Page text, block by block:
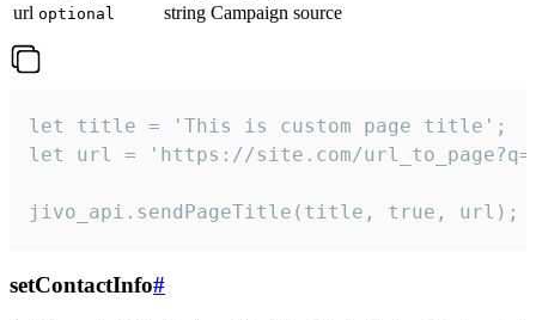
url optional string Campaign source
let title = 'This is custom page title';
let url = 'https://site.com/
jivo_api.sendPageTitle(title, true, url);
setContactInfo#